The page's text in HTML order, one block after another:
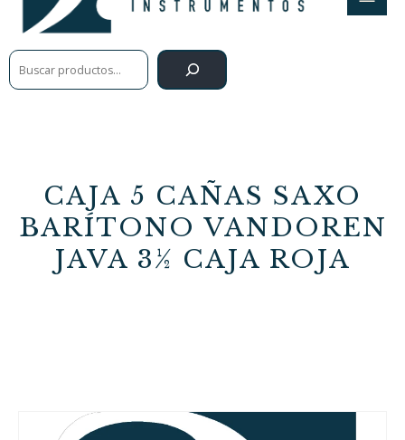
Buscar
CAJA 5 CAÑAS SAXO
BARÍTONO VANDOREN
JAVA 3½ CAJA ROJA